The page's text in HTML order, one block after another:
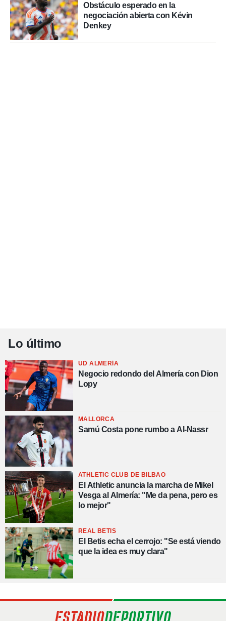
Obstáculo esperado en la
negociación abierta con Kévin
Denkey
Lo último
UD ALMERÍA
Negocio redondo del Almería con Dion
Lopy
MALLORCA
Samú Costa pone rumbo a Al-Nassr
ATHLETIC CLUB DE BILBAO
El Athletic anuncia la marcha de Mikel
Vesga al Almería: "Me da pena, pero es
lo mejor"
REAL BETIS
El Betis echa el cerrojo: "Se está viendo
que la idea es muy clara"